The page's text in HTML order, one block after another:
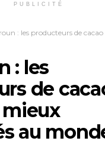
PUBLICITÉ
: les producteurs de
: les
de
au